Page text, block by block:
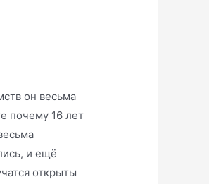
он весьма
почему 16 лет
и ещё
открыты